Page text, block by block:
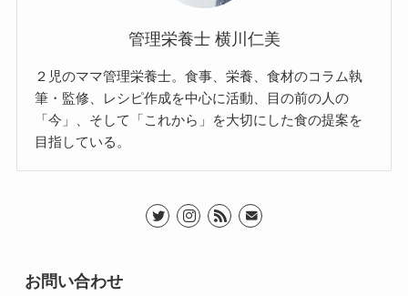
管理栄養士 横川仁美
２児のママ管理栄養士。食事、栄養、食材のコラム執
筆・監修、レシピ作成を中心に活動、目の前の人の
「今」、そして「これから」を大切にした食の提案を
目指している。
お問い合わせ